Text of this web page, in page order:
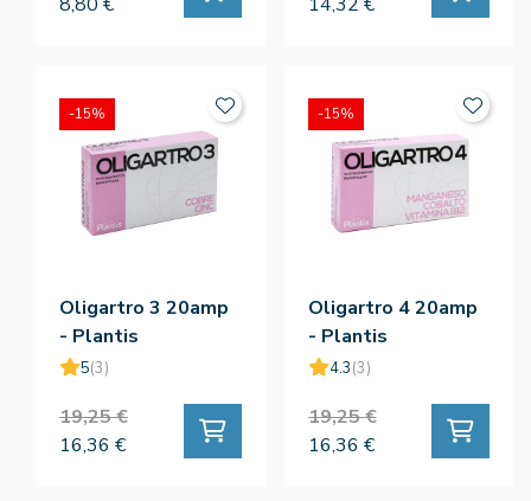
Oligartro 3 20amp
- Plantis
5(3)
19,25 €
16,36 €
-15%
Oligartro 4 20amp
- Plantis
4.3(3)
19,25 €
16,36 €
-15%